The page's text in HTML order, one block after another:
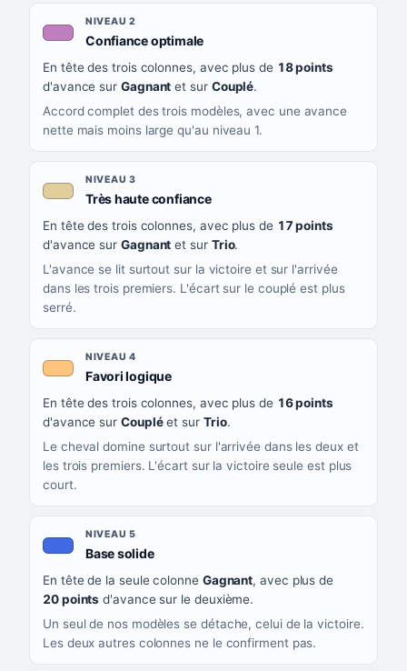
NIVEAU 2
Confiance optimale, couleur mauve
En tête des trois colonnes, avec plus de 18 points
d'avance sur Gagnant et sur Couplé.
Accord complet des trois modèles, avec une avance
nette mais moins large qu'au niveau 1.
NIVEAU 3
Très haute confiance, couleur beige
En tête des trois colonnes, avec plus de 17 points
d'avance sur Gagnant et sur Trio.
L'avance se lit surtout sur la victoire et sur l'arrivée
dans les trois premiers. L'écart sur le couplé est plus
serré.
NIVEAU 4
Favori logique, couleur orange clair
En tête des trois colonnes, avec plus de 16 points
d'avance sur Coupléet sur Trio.
Le cheval domine surtout sur l'arrivée dans les deux et
les trois premiers. L'écart sur la victoire seule est plus
court.
NIVEAU 5
Base solide, couleur bleu roi
En tête de la seule colonne Gagnant, avec plus de
20 points d'avance sur le deuxième.
Un seul de nos modèles se détache, celui de la victoire.
Les deux autres colonnes ne le confirment pas.